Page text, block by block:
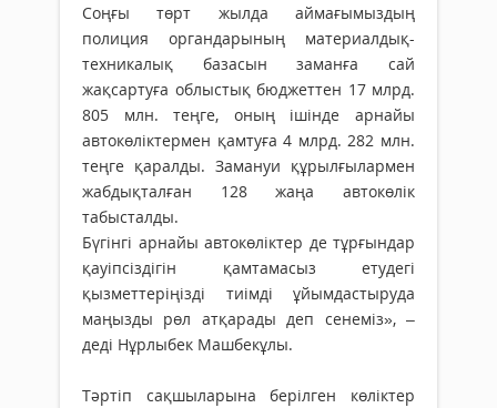
Соңғы төрт жылда аймағымыздың
полиция органдарының материалдық-
техникалық базасын заманға сай
жақсартуға облыстық бюджеттен 17 млрд.
805 млн. теңге, оның ішінде арнайы
автокөліктермен қамтуға 4 млрд. 282 млн.
теңге қаралды. Замануи құрылғылармен
жабдықталған 128 жаңа автокөлік
табысталды.
Бүгінгі арнайы автокөліктер де тұрғындар
қауіпсіздігін қамтамасыз етудегі
қызметтеріңізді тиімді ұйымдастыруда
маңызды рөл атқарады деп сенеміз», –
деді Нұрлыбек Машбекұлы.
Тәртіп сақшыларына берілген көліктер